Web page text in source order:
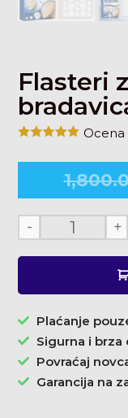
Flasteri
Ocena
- +
Plaćanje
Sigurna i brza
Povraćaj
Garancija na